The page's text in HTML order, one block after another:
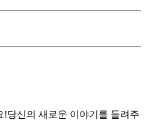
!당신의 새로운 이야기를 들려주